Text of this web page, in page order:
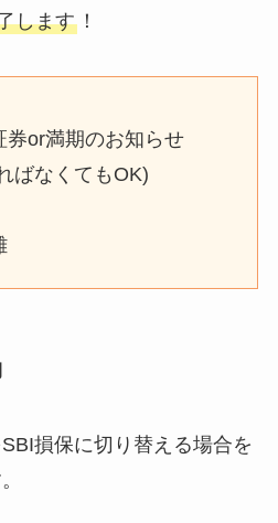
します！
or満期のお知らせ
なくてもOK)
損保に切り替える場合を